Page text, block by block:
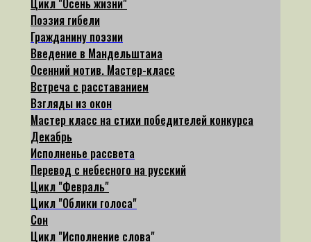
Цикл "Осень жизни"
Поэзия гибели
Гражданину поэзии
Введение в Мандельштама
Осенний мотив. Мастер-класс
Встреча с расставанием
Взгляды из окон
Мастер класс на стихи победителей конкурса
Декабрь
Исполненье рассвета
Перевод с небесного на русский
Цикл "Февраль"
Цикл "Облики голоса"
Сон
Цикл "Исполнение слова"